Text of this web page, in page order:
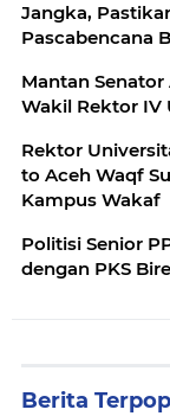
Jangka,
Pascabencana
Mantan Senator
Wakil Rektor IV
Rektor
to Aceh Waqf
Kampus Wakaf
Politisi Senior
dengan PKS
Berita